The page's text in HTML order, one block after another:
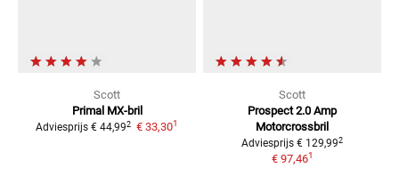
Scott
Primal MX-bril
Adviesprijs € 44,992 € 33,301
Scott
Prospect 2.0 Amp
Motorcrossbril
Adviesprijs € 129,992
€ 97,461